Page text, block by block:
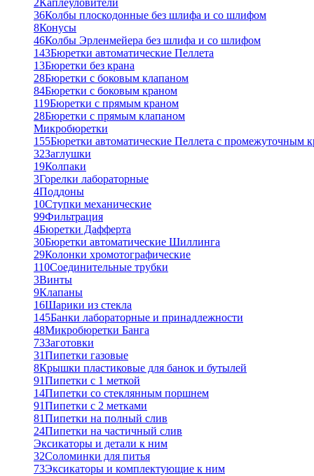
2Каплеуловители
36Колбы плоскодонные без шлифа и со шлифом
8Конусы
46Колбы Эрленмейера без шлифа и со шлифом
143Бюретки автоматические Пеллета
13Бюретки без крана
28Бюретки с боковым клапаном
84Бюретки с боковым краном
119Бюретки с прямым краном
28Бюретки с прямым клапаном
Микробюретки
155Бюретки автоматические Пеллета с промежуточным
32Заглушки
19Колпаки
3Горелки лабораторные
4Поддоны
10Ступки механические
99Фильтрация
4Бюретки Дафферта
30Бюретки автоматические Шиллинга
29Колонки хромотографические
110Соединительные трубки
3Винты
9Клапаны
16Шарики из стекла
145Банки лабораторные и принадлежности
48Микробюретки Банга
73Заготовки
31Пипетки газовые
8Крышки пластиковые для банок и бутылей
91Пипетки с 1 меткой
14Пипетки со стеклянным поршнем
91Пипетки с 2 метками
81Пипетки на полный слив
24Пипетки на частичный слив
Эксикаторы и детали к ним
32Соломинки для питья
73Эксикаторы и комплектующие к ним